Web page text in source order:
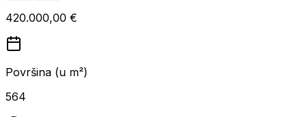
420.000,00 €
Površina (u m²)
564